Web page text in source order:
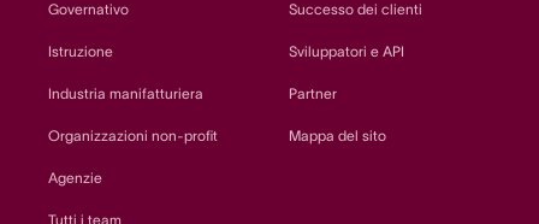
Governativo
Istruzione
Industria manifatturiera
Organizzazioni non-profit
Agenzie
Tutti i team
Successo dei clienti
Sviluppatori e API
Partner
Mappa del sito